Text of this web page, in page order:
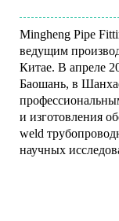
Mingheng Pipe
ведущим
Китае. В апреле
Баошань, в
и изготовления
weld
научных